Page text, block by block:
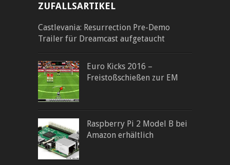
ZUFALLSARTIKEL
Castlevania: Resurrection Pre-Demo
Trailer für Dreamcast aufgetaucht
Euro Kicks 2016 –
Freistoßschießen zur EM
Raspberry Pi 2 Model B bei
Amazon erhältlich